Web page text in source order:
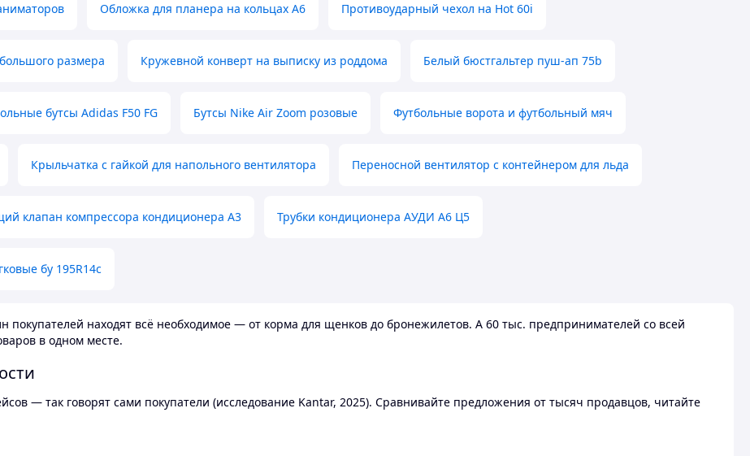
Обложка для планера на кольцах А6 Противоударный чехол на Hot 60i
размера Кружевной конверт на выписку из роддома Белый бюстгальтер пуш-ап 75b
бутсы Adidas F50 FG Бутсы Nike Air Zoom розовые Футбольные ворота и футбольный мяч
Крыльчатка с гайкой для напольного вентилятора Переносной вентилятор с контейнером для льда
клапан компрессора кондиционера А3 Трубки кондиционера АУДИ А6 Ц5
бу 195R14c
находят всё необходимое — от корма для щенков до бронежилетов. А 60 тыс. предпринимателей со всей
в одном месте.
— так говорят сами покупатели (исследование Kantar, 2025). Сравнивайте предложения от тысяч продавцов, читайте